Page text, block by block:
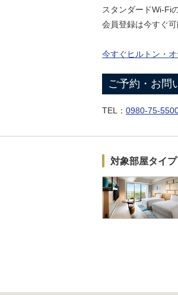
スタンダードWi-Fi
会員登録は今すぐ
今すぐヒルトン・
ご予約・お問
TEL： 0980-75-
対象部屋タイプ